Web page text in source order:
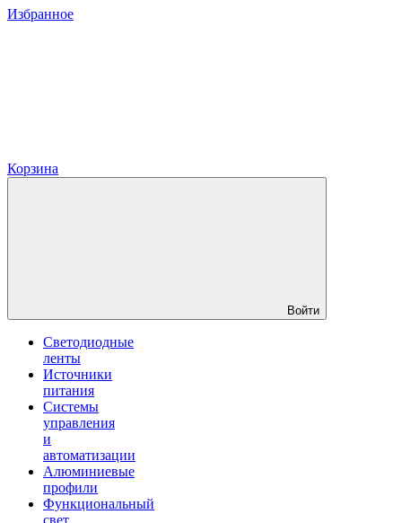
Избранное
Корзина
Войти
Светодиодные
ленты
Источники
питания
Системы
управления
и
автоматизации
Алюминиевые
профили
Функциональный
свет